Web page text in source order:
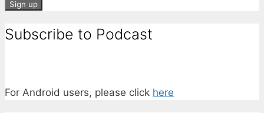
Subscribe to Podcast
For Android users, please click here